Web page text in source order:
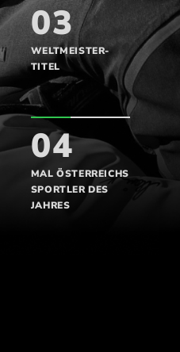
03
WELTMEISTER-
TITEL
04
MAL ÖSTERREICHS
SPORTLER DES
JAHRES